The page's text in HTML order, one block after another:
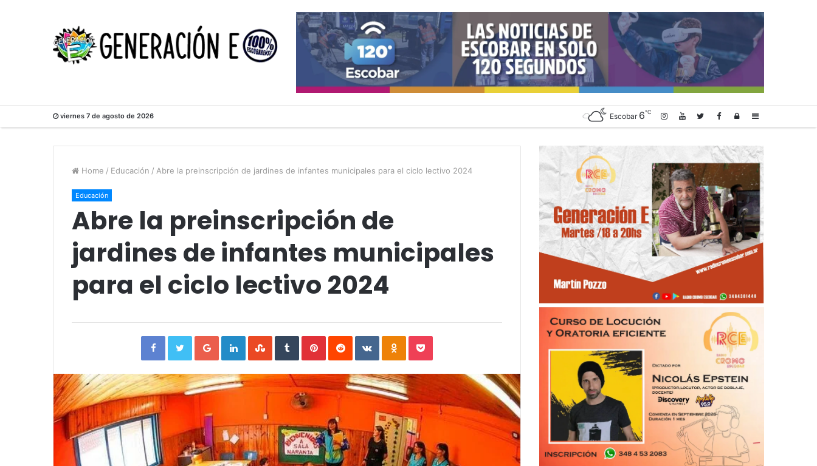
viernes 7 de agosto de 2026 Sidebar
Log
Escobar 6℃
Home / Educación / Abre la preinscripción de jardines de infantes municipales para el ciclo lectivo 2024
Educación
Abre la preinscripción de
jardines de infantes municipales
para el ciclo lectivo 2024
FacebookTwitterGoogle+LinkedInStumbleUpon
TumblrPinterestReddit VKontakteOdnoklassniki
Pocket